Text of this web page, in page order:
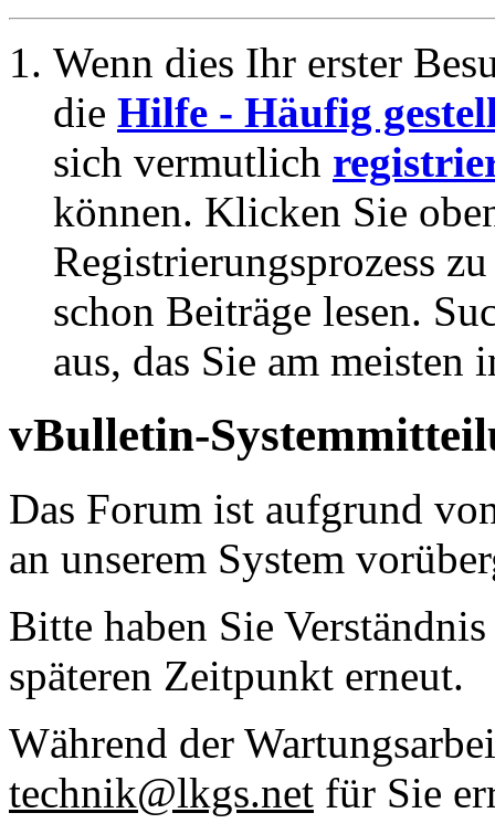
Wenn dies Ihr erster
die Hilfe - Häufig
sich vermutlich
können. Klicken Sie
Registrierungsprozess
schon Beiträge lesen.
aus, das Sie am meisten
vBulletin-
Das Forum ist aufgrund
an unserem System
Bitte haben Sie
späteren Zeitpunkt erneut.
Während der
technik@lkgs.net für Sie